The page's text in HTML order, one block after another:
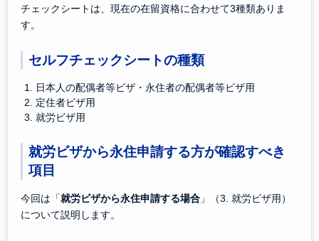
チェックシートは、現在の在留資格に合わせて3種類ありま
す。
セルフチェックシートの種類
日本人の配偶者等ビザ・永住者の配偶者等ビザ用
定住者ビザ用
就労ビザ用
就労ビザから永住申請する方が確認すべき
項目
今回は「就労ビザから永住申請する場合 」（3. 就労ビザ用）
について説明します。